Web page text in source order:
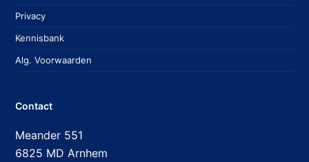
Privacy
Kennisbank
Alg. Voorwaarden
Contact
Meander 551
6825 MD Arnhem